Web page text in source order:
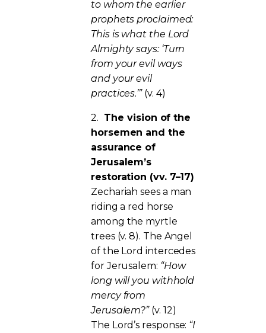
to whom the earlier
prophets proclaimed:
This is what the Lord
Almighty says: ‘Turn
from your evil ways
and your evil
practices.’”(v. 4)
2. The vision of the
horsemen and the
assurance of
Jerusalem’s
restoration (vv. 7–17)
Zechariah sees a man
riding a red horse
among the myrtle
trees (v. 8). The Angel
of the Lord intercedes
for Jerusalem: “How
long will you withhold
mercy from
Jerusalem?”(v. 12)
The Lord’s response: “I